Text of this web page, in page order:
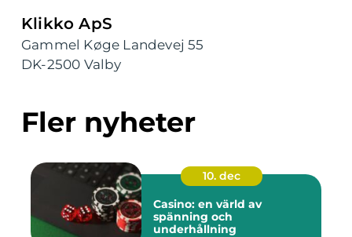
Klikko ApS
Gammel Køge Landevej 55
DK-2500 Valby
Fler nyheter
10. dec
Casino: en värld av
spänning och
underhållning